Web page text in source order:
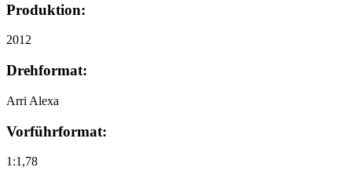
Produktion:
2012
Drehformat:
Arri Alexa
Vorführformat:
1:1,78